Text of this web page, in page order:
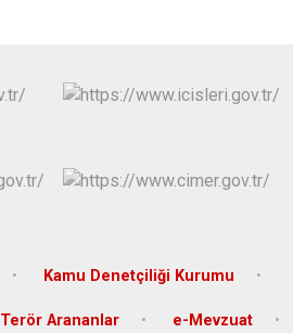
Kamu Denetçiliği Kurumu
Terör Arananlar e-Mevzuat